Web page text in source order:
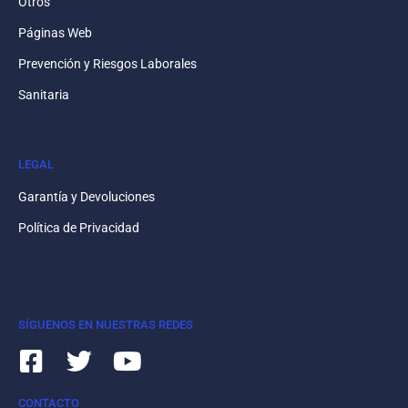
Páginas Web
Prevención y Riesgos Laborales
Sanitaria
LEGAL
Garantía y Devoluciones
Política de Privacidad
SÍGUENOS EN NUESTRAS REDES
CONTACTO